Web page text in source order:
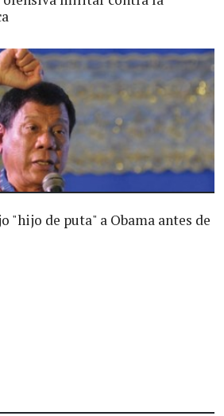
"hijo de puta" a Obama antes de